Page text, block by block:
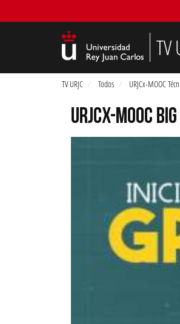
TV
TV URJC Todos URJCx-MOOC
URJCX-MOOC